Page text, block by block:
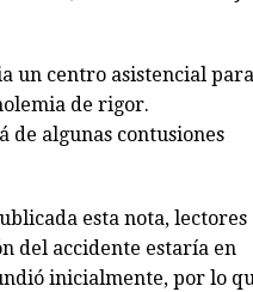
un centro asistencial para
de rigor.
de algunas contusiones
esta nota, lectores
del accidente estaría en
inicialmente, por lo